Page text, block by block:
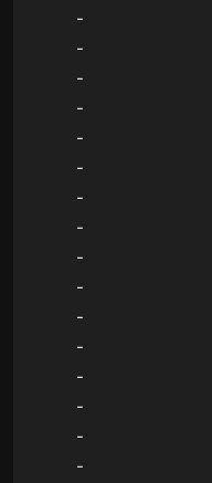
-
-
-
-
-
-
-
-
-
-
-
-
-
-
-
-